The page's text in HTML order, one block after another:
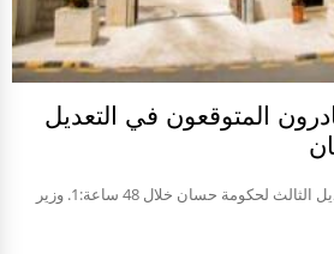
المتوقعون في التعديل
المغادرون المتوقعون في التعديل الثالث لحكومة حسان خلال 48 ساعة:1. وزير